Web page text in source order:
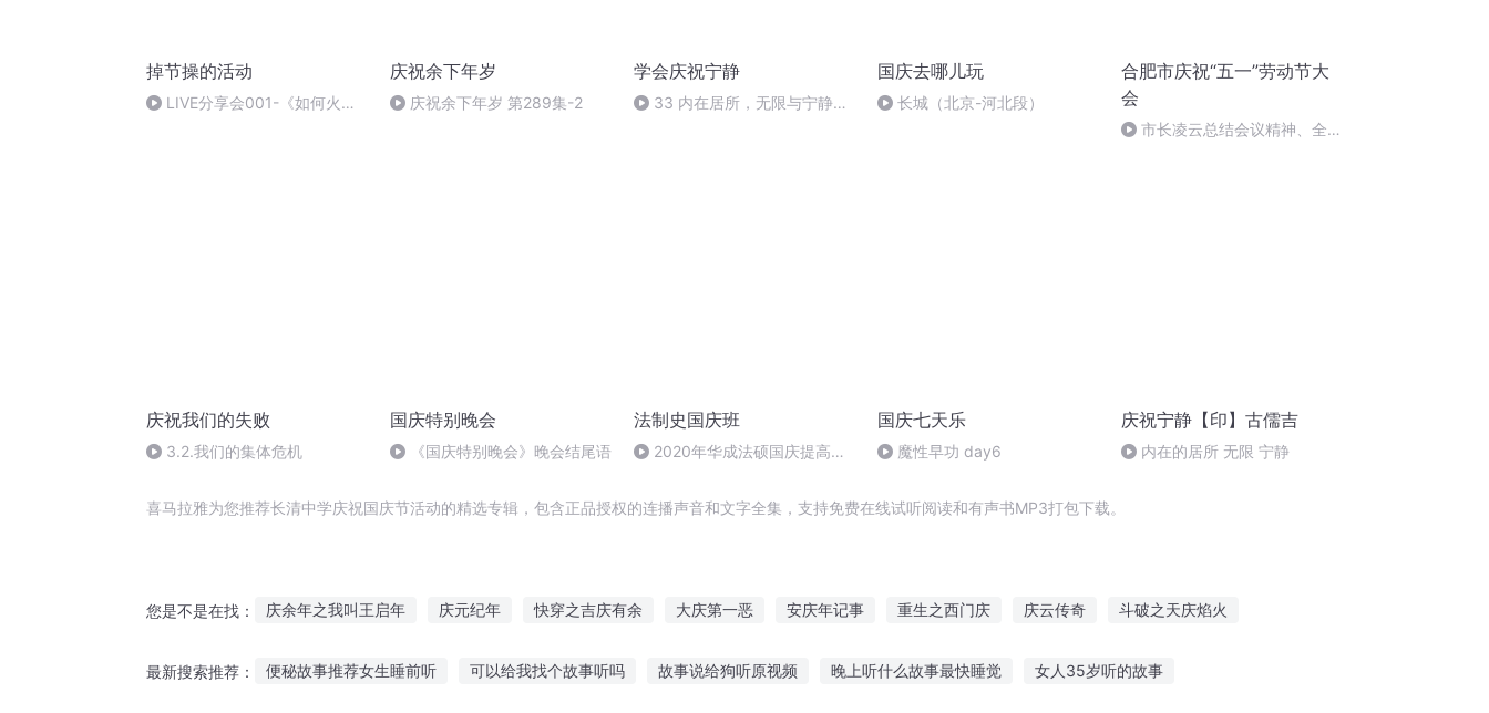
掉节操的活动
LIVE分享会001-《如何火眼
庆祝余下年岁
庆祝余下年岁 第289集-2
学会庆祝宁静
33 内在居所，无限与宁静
国庆去哪儿玩
长城（北京-河北段）
合肥市庆祝“五一”劳动节大
会
市长凌云总结会议精神、全体
庆祝我们的失败
3.2.我们的集体危机
国庆特别晚会
《国庆特别晚会》晚会结尾语
法制史国庆班
2020年华成法硕国庆提高班
国庆七天乐
魔性早功 day6
庆祝宁静【印】古儒吉
内在的居所 无限 宁静
喜马拉雅为您推荐长清中学庆祝国庆节活动的精选专辑，包含正品授权的连播声音和文字全集，支持免费在线试听阅读和有声书MP3打包下载。
您是不是在找： 庆余年之我叫王启年 庆元纪年 快穿之吉庆有余 大庆第一恶 安庆年记事 重生之西门庆 庆云传奇 斗破之天庆焰火
最新搜索推荐： 便秘故事推荐女生睡前听 可以给我找个故事听吗 故事说给狗听原视频 晚上听什么故事最快睡觉 女人35岁听的故事